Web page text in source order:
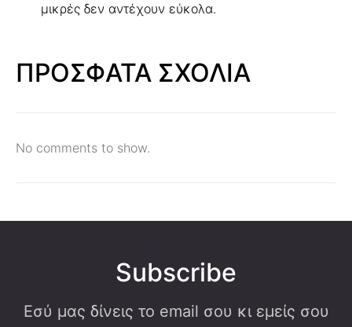
μικρές δεν αντέχουν εύκολα.
ΠΡΟΣΦΑΤΑ ΣΧΟΛΙΑ
No comments to show.
Subscribe
Εσύ μας δίνεις το email σου κι εμείς σου